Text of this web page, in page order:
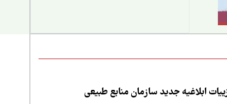
ابلاغیه جدید سازمان منابع طبیعی